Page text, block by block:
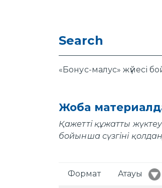
Search
«Бонус-малус» жүйесі
Жоба
Қажетті құжатты
бойынша сүзгіні
Формат Атауы